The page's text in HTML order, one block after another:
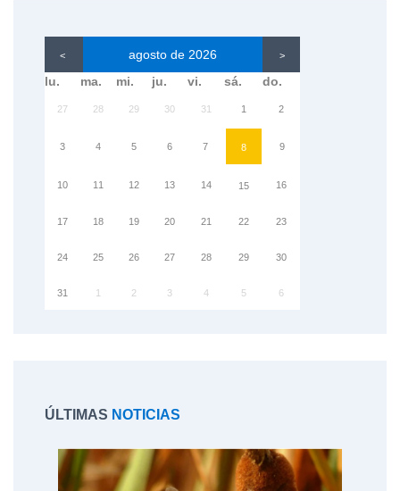
< agosto de 2026 >
lu. ma. mi. ju. vi. sá. do.
27 28 29 30 31 1 2
3 4 5 6 7 8 9
10 11 12 13 14 15 16
17 18 19 20 21 22 23
24 25 26 27 28 29 30
31 1 2 3 4 5 6
ÚLTIMAS NOTICIAS